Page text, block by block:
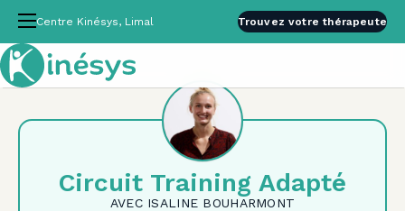
Centre Kinésys, Limal Trouvez votre thérapeute
Circuit Training Adapté
AVEC ISALINE BOUHARMONT